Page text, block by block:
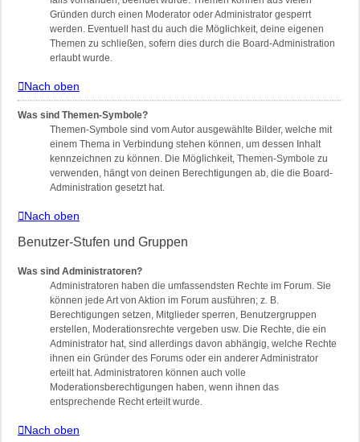
Gründen durch einen Moderator oder Administrator gesperrt
werden. Eventuell hast du auch die Möglichkeit, deine eigenen
Themen zu schließen, sofern dies durch die Board-Administration
erlaubt wurde.
Nach oben
Was sind Themen-Symbole?
Themen-Symbole sind vom Autor ausgewählte Bilder, welche mit
einem Thema in Verbindung stehen können, um dessen Inhalt
kennzeichnen zu können. Die Möglichkeit, Themen-Symbole zu
verwenden, hängt von deinen Berechtigungen ab, die die Board-
Administration gesetzt hat.
Nach oben
Benutzer-Stufen und Gruppen
Was sind Administratoren?
Administratoren haben die umfassendsten Rechte im Forum. Sie
können jede Art von Aktion im Forum ausführen; z. B.
Berechtigungen setzen, Mitglieder sperren, Benutzergruppen
erstellen, Moderationsrechte vergeben usw. Die Rechte, die ein
Administrator hat, sind allerdings davon abhängig, welche Rechte
ihnen ein Gründer des Forums oder ein anderer Administrator
erteilt hat. Administratoren können auch volle
Moderationsberechtigungen haben, wenn ihnen das
entsprechende Recht erteilt wurde.
Nach oben